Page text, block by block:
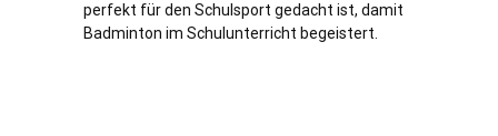
perfekt für den Schulsport gedacht ist, damit
Badminton im Schulunterricht begeistert.